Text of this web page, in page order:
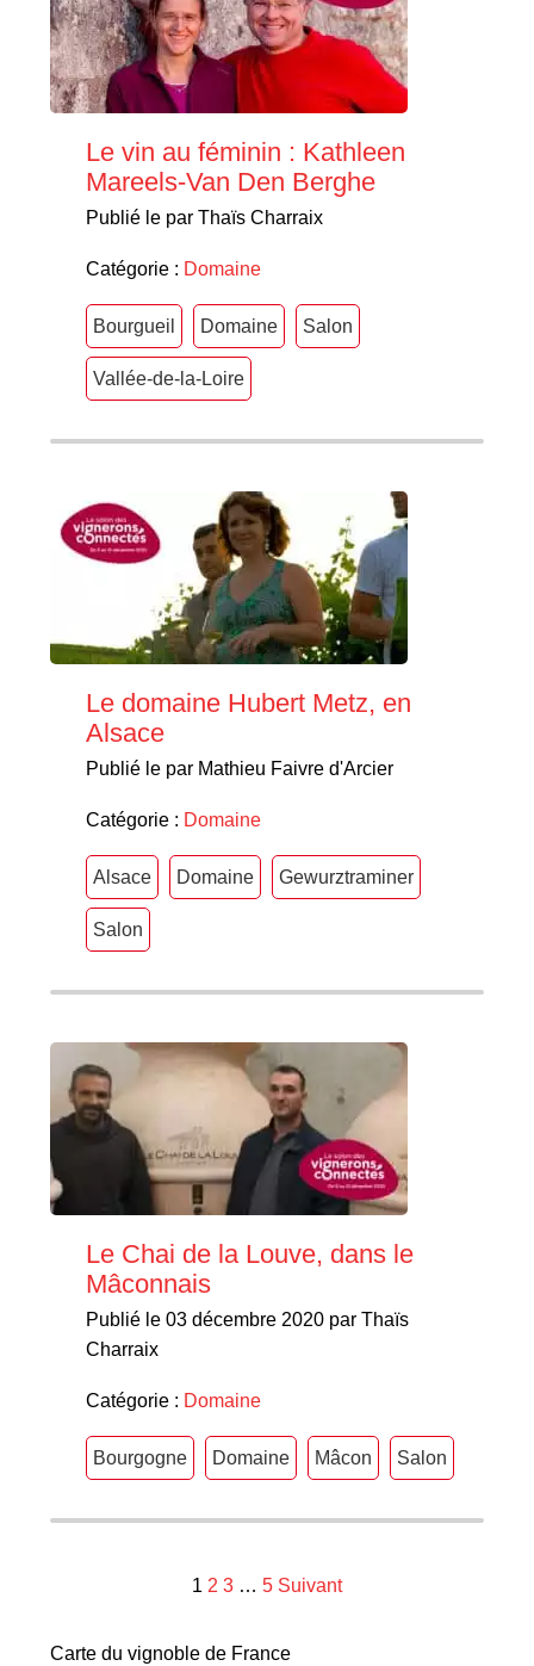
Le vin au féminin : Kathleen
Mareels-Van Den Berghe
Publié le par Thaïs Charraix
Catégorie : Domaine
Bourgueil Domaine Salon
Vallée-de-la-Loire
Le domaine Hubert Metz, en
Alsace
Publié le par Mathieu Faivre d'Arcier
Catégorie : Domaine
Alsace Domaine Gewurztraminer
Salon
Le Chai de la Louve, dans le
Mâconnais
Publié le 03 décembre 2020 par Thaïs
Charraix
Catégorie : Domaine
Bourgogne Domaine Mâcon Salon
des
1 2 3 … 5 Suivant
Carte du vignoble de France